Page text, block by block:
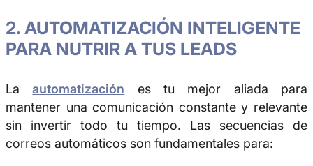
2. AUTOMATIZACIÓN INTELIGENTE
PARA NUTRIR A TUS LEADS
Laautomatización es tu mejor aliada para
mantener una comunicación constante y relevante
sin invertir todo tu tiempo. Las secuencias de
correos automáticos son fundamentales para: